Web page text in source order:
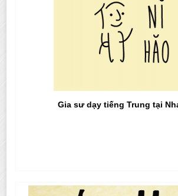
Gia sư dạy tiếng Trung tại